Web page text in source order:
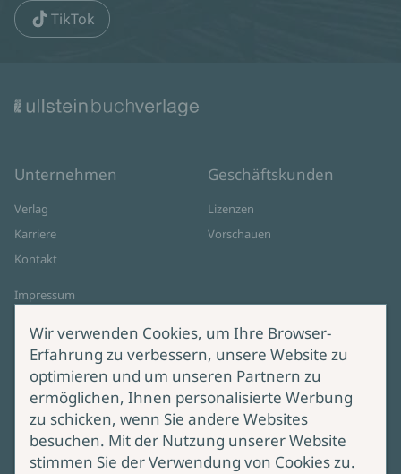
TikTok
Unternehmen
Verlag
Karriere
Kontakt
Impressum
Cookie-Einstellungen
AGB Online Shop
Geschäftskunden
Lizenzen
Vorschauen
Service
Lieferung & Versand
Produktsicherheit
Bei Fragen zur Produktsicherheit
wenden Sie sich bitte an
Wir verwenden Cookies, um Ihre Browser-
Erfahrung zu verbessern, unsere Website zu
optimieren und um unseren Partnern zu
ermöglichen, Ihnen personalisierte Werbung
zu schicken, wenn Sie andere Websites
besuchen. Mit der Nutzung unserer Website
stimmen Sie der Verwendung von Cookies zu.